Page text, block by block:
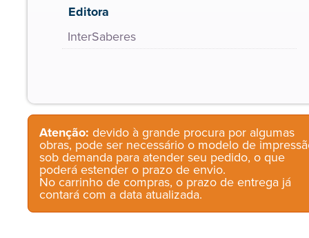
Editora
InterSaberes
Atenção: devido à grande procura por algumas
obras, pode ser necessário o modelo de
sob demanda para atender seu pedido, o que
poderá estender o prazo de envio.
No carrinho de compras, o prazo de entrega já
contará com a data atualizada.